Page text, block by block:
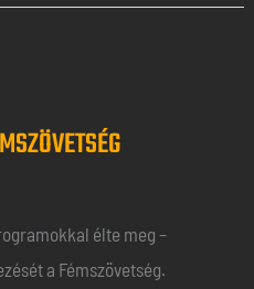
élte meg –
a Fémszövetség.